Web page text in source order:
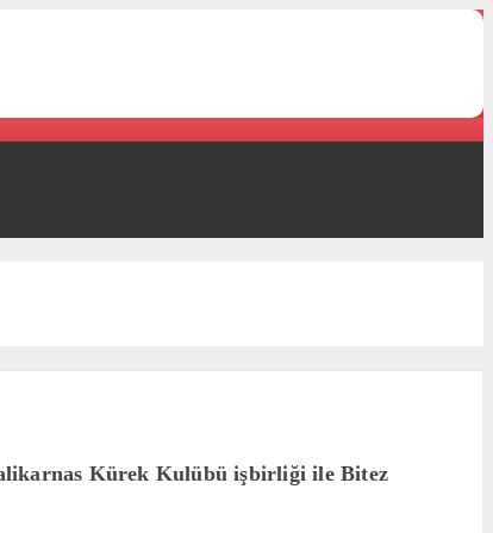
Kürek Kulübü işbirliği ile Bitez